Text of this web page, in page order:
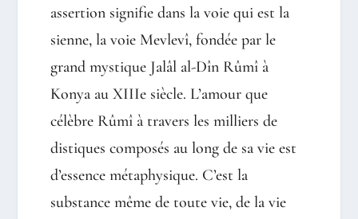
assertion signifie dans la voie qui est la
sienne, la voie Mevlevî, fondée par le
grand mystique Jalâl al-Dîn Rûmî à
Konya au XIIIesiècle. L’amour que
célèbre Rûmî à travers les milliers de
distiques composés au long de sa vie est
d’essence métaphysique. C’est la
substance même de toute vie, de la vie